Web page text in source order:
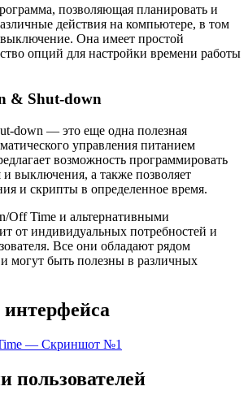
позволяющая планировать и
действия на компьютере, в том
Она имеет простой
опций для настройки времени работы
& Shut-down
down — это еще одна полезная
управления питанием
возможность программировать
выключения, а также позволяет
и скрипты в определенное время.
Off Time и альтернативными
от индивидуальных потребностей и
Все они обладают рядом
могут быть полезны в различных
пользователей